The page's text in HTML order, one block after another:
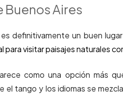
Buenos Aires
definitivamente un buen
para visitar paisajes naturales
como una opción más
el tango y los idiomas se